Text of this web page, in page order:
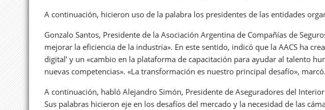
A continuación, hicieron uso de la palabra los presidentes de las entidades
Gonzalo Santos, Presidente de la Asociación Argentina de Compañías de
mejorar la eficiencia de la industria». En este sentido, indicó que la AACS ha
digital’ y un «cambio en la plataforma de capacitación para ayudar al talento
nuevas competencias». «La transformación es nuestro principal desafío», marcó.
A continuación, habló Alejandro Simón, Presidente de Aseguradores del
Sus palabras hicieron eje en los desafíos del mercado y la necesidad de las